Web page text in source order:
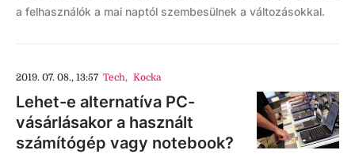
a felhasználók a mai naptól szembesülnek a változásokkal.
2019. 07. 08., 13:57 Tech, Kocka
Lehet-e alternatíva PC-
vásárlásakor a használt
számítógép vagy notebook?